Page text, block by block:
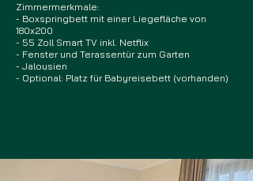
Zimmermerkmale:
- Boxspringbett mit einer Liegefläche von
180x200
- 55 Zoll Smart TV inkl. Netflix
- Fenster und Terassentür zum Garten
- Jalousien
- Optional: Platz für Babyreisebett (vorhanden)